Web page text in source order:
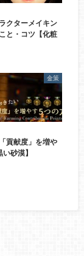
クターメイキン
と・コツ【化粧
金策
貢献度」を増や
砂漠】